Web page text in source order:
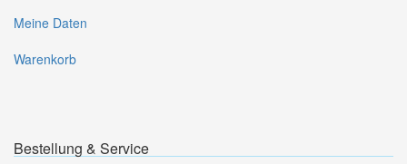
Meine Daten
Warenkorb
Bestellung & Service